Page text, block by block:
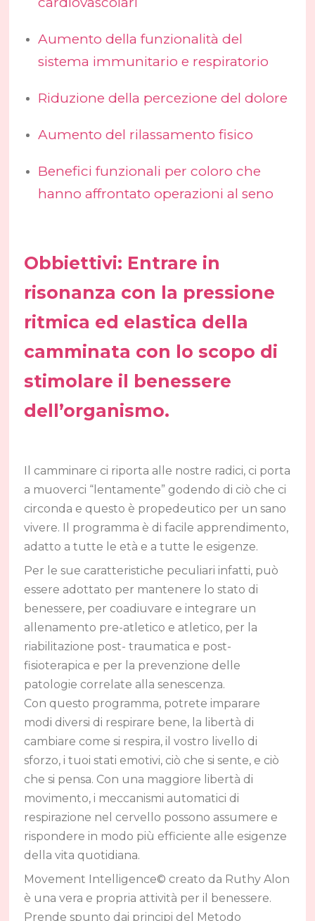
Aumento della funzionalità del
sistema immunitario e respiratorio
Riduzione della percezione del dolore
Aumento del rilassamento fisico
Benefici funzionali per coloro che
hanno affrontato operazioni al seno
Obbiettivi: Entrare in
risonanza con la pressione
ritmica ed elastica della
camminata con lo scopo di
stimolare il benessere
dell’organismo.
Il camminare ci riporta alle nostre radici, ci porta
a muoverci “lentamente” godendo di ciò che ci
circonda e questo è propedeutico per un sano
vivere. Il programma è di facile apprendimento,
adatto a tutte le età e a tutte le esigenze.
Per le sue caratteristiche peculiari infatti, può
essere adottato per mantenere lo stato di
benessere, per coadiuvare e integrare un
allenamento pre-atletico e atletico, per la
riabilitazione post- traumatica e post-
fisioterapica e per la prevenzione delle
patologie correlate alla senescenza.
Con questo programma, potrete imparare
modi diversi di respirare bene, la libertà di
cambiare come si respira, il vostro livello di
sforzo, i tuoi stati emotivi, ciò che si sente, e ciò
che si pensa. Con una maggiore libertà di
movimento, i meccanismi automatici di
respirazione nel cervello possono assumere e
rispondere in modo più efficiente alle esigenze
della vita quotidiana.
Movement Intelligence© creato da Ruthy Alon
è una vera e propria attività per il benessere.
Prende spunto dai principi del Metodo